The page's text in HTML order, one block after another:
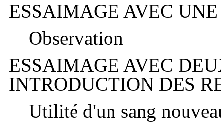
ESSAIMAGE AVEC
Observation
ESSAIMAGE AVEC
INTRODUCTION DES
Utilité d'un sang